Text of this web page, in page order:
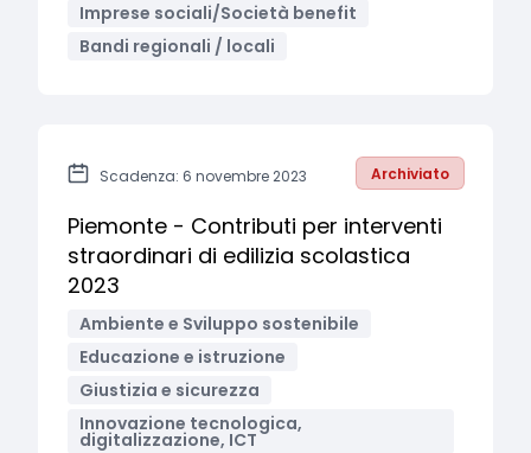
Imprese sociali/Società benefit
Bandi regionali / locali
Scadenza: 6 novembre 2023 Archiviato
Piemonte - Contributi per interventi
straordinari di edilizia scolastica
2023
Ambiente e Sviluppo sostenibile
Educazione e istruzione
Giustizia e sicurezza
Innovazione tecnologica,
digitalizzazione, ICT